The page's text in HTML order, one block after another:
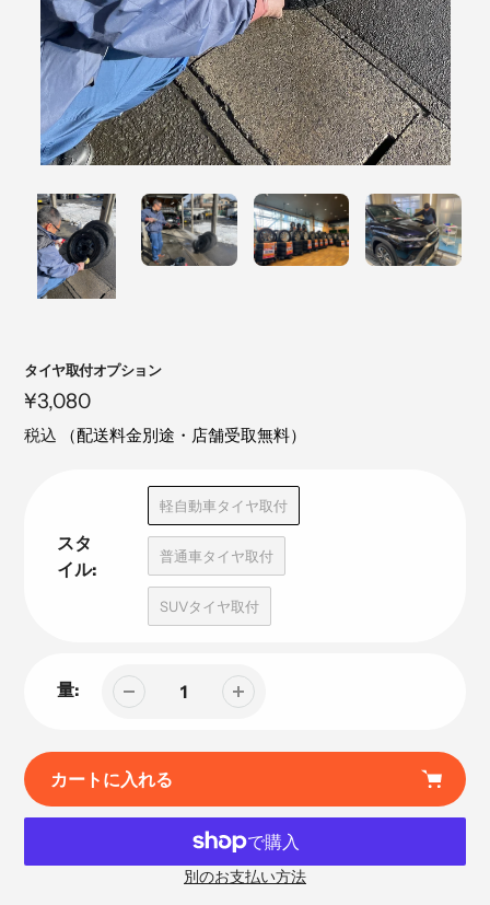
注
目
の
タイヤ取付オプション
定
価
¥3,080
税込 （配送料金別途・店舗受取無料）
スタ
イル:
軽自動車タイヤ取付
普通車タイヤ取付
SUVタイヤ取付
量:
カートに入れる
別のお支払い方法